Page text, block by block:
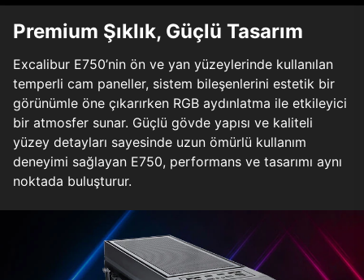
Premium Şıklık, Güçlü Tasarım
Excalibur E750’nin ön ve yan yüzeylerinde kullanılan
temperli cam paneller, sistem bileşenlerini estetik bir
görünümle öne çıkarırken RGB aydınlatma ile etkileyici
bir atmosfer sunar. Güçlü gövde yapısı ve kaliteli
yüzey detayları sayesinde uzun ömürlü kullanım
deneyimi sağlayan E750, performans ve tasarımı aynı
noktada buluşturur.